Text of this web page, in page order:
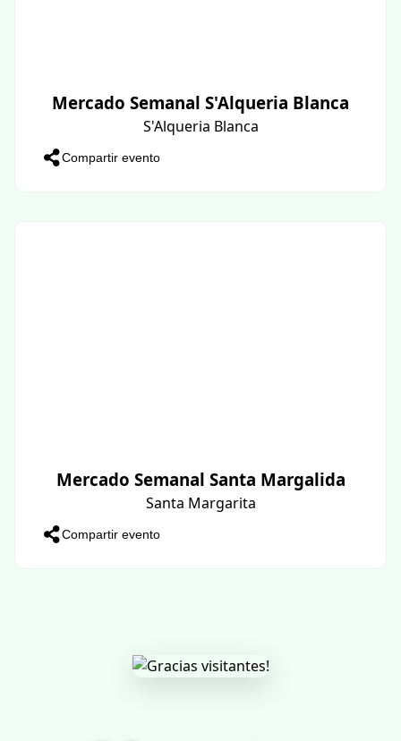
Mercado Semanal S'Alqueria Blanca
S'Alqueria Blanca
Compartir evento
Mercado Semanal Santa Margalida
Santa Margarita
Compartir evento